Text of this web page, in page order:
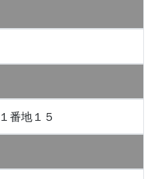
番地１５